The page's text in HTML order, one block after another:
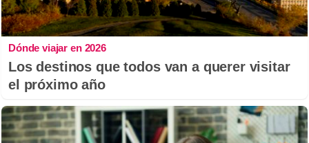
Dónde viajar en 2026
Los destinos que todos van a querer visitar
el próximo año